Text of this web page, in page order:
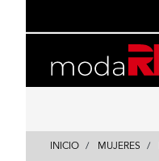
content
navigation
INICIO MUJERES